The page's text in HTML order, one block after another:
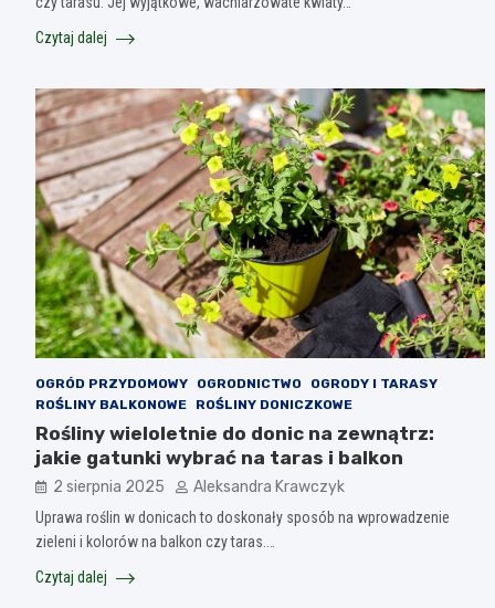
Czytaj dalej
OGRÓD PRZYDOMOWY OGRODNICTWO
OGRODY I TARASY
ROŚLINY BALKONOWE
ROŚLINY DONICZKOWE
Rośliny wieloletnie do donic na zewnątrz:
jakie gatunki wybrać na taras i balkon
2 sierpnia 2025 Aleksandra Krawczyk
Uprawa roślin w donicach to doskonały sposób na wprowadzenie
zieleni i kolorów na balkon czy taras.…
Czytaj dalej